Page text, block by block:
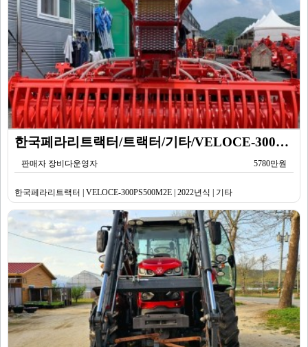
한국페라리트랙터/트랙터/기타/VELOCE-300PS500M2E/2022년식
판매자 장비다운영자 5780만원
한국페라리트랙터 | VELOCE-300PS500M2E | 2022년식 | 기타